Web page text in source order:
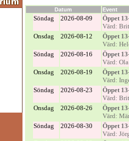
Datum Event
Söndag 2026-08-09
Öppet
Värd:
Onsdag
2026-08-12
Öppet
Värd:
Söndag
2026-08-16
Öppet
Värd:
Onsdag
2026-08-19
Öppet
Värd:
Söndag
2026-08-23
Öppet
Värd:
Onsdag
2026-08-26
Öppet
Värd:
Söndag
2026-08-30
Öppet
Värd: